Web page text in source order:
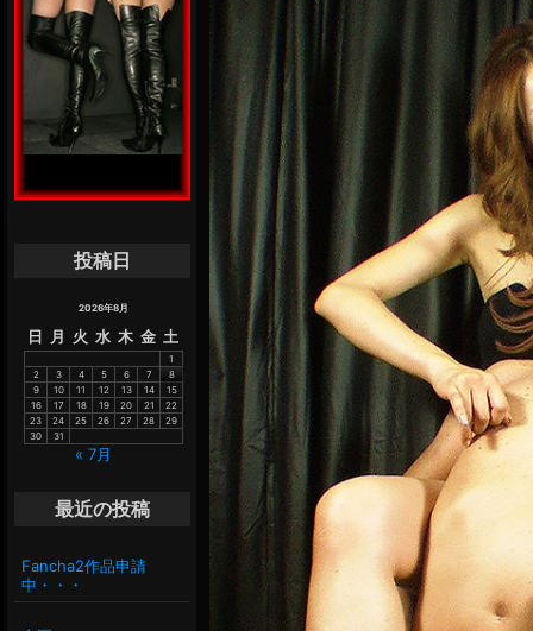
投稿日
2026年8月
日 月 火 水 木 金 土
1
2
3 4 5 6 7
8
9
10 11 12 13 14
15
16
17 18 19 20 21
22
23
24 25 26 27 28
29
30
31
« 7月
最近の投稿
Fancha2作品申請
中・・・